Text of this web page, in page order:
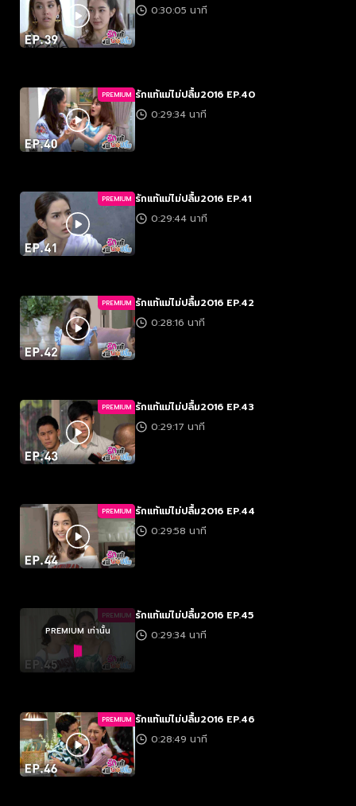
0:30:05 นาที
PREMIUM รักแท้แม่ไม่ปลื้ม2016 EP.40
0:29:34 นาที
PREMIUM รักแท้แม่ไม่ปลื้ม2016 EP.41
0:29:44 นาที
PREMIUM รักแท้แม่ไม่ปลื้ม2016 EP.42
0:28:16 นาที
PREMIUM รักแท้แม่ไม่ปลื้ม2016 EP.43
0:29:17 นาที
PREMIUM รักแท้แม่ไม่ปลื้ม2016 EP.44
0:29:58 นาที
PREMIUM
PREMIUM เท่านั้น
รักแท้แม่ไม่ปลื้ม2016 EP.45
0:29:34 นาที
PREMIUM รักแท้แม่ไม่ปลื้ม2016 EP.46
0:28:49 นาที